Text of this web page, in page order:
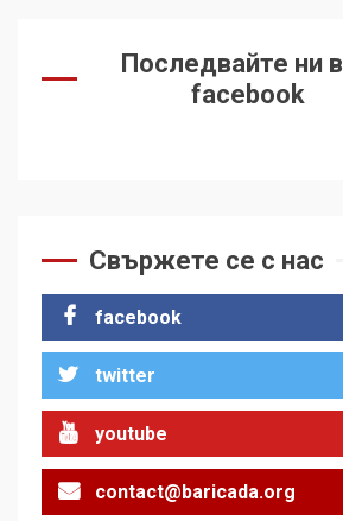
Последвайте ни
facebook
Свържете се с нас
facebook
twitter
youtube
contact@baricada.org